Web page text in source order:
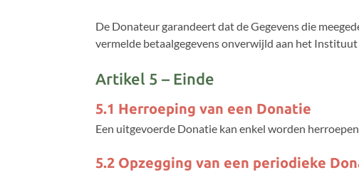
De Donateur garandeert dat de Gegevens die
vermelde betaalgegevens onverwijld aan het
Artikel 5 – Einde
5.1 Herroeping van een Donatie
Een uitgevoerde Donatie kan enkel worden
5.2 Opzegging van een periodieke